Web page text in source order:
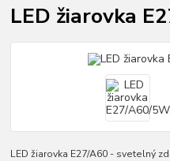
LED žiarovka
LED žiarovka E27/A60 - svetelný